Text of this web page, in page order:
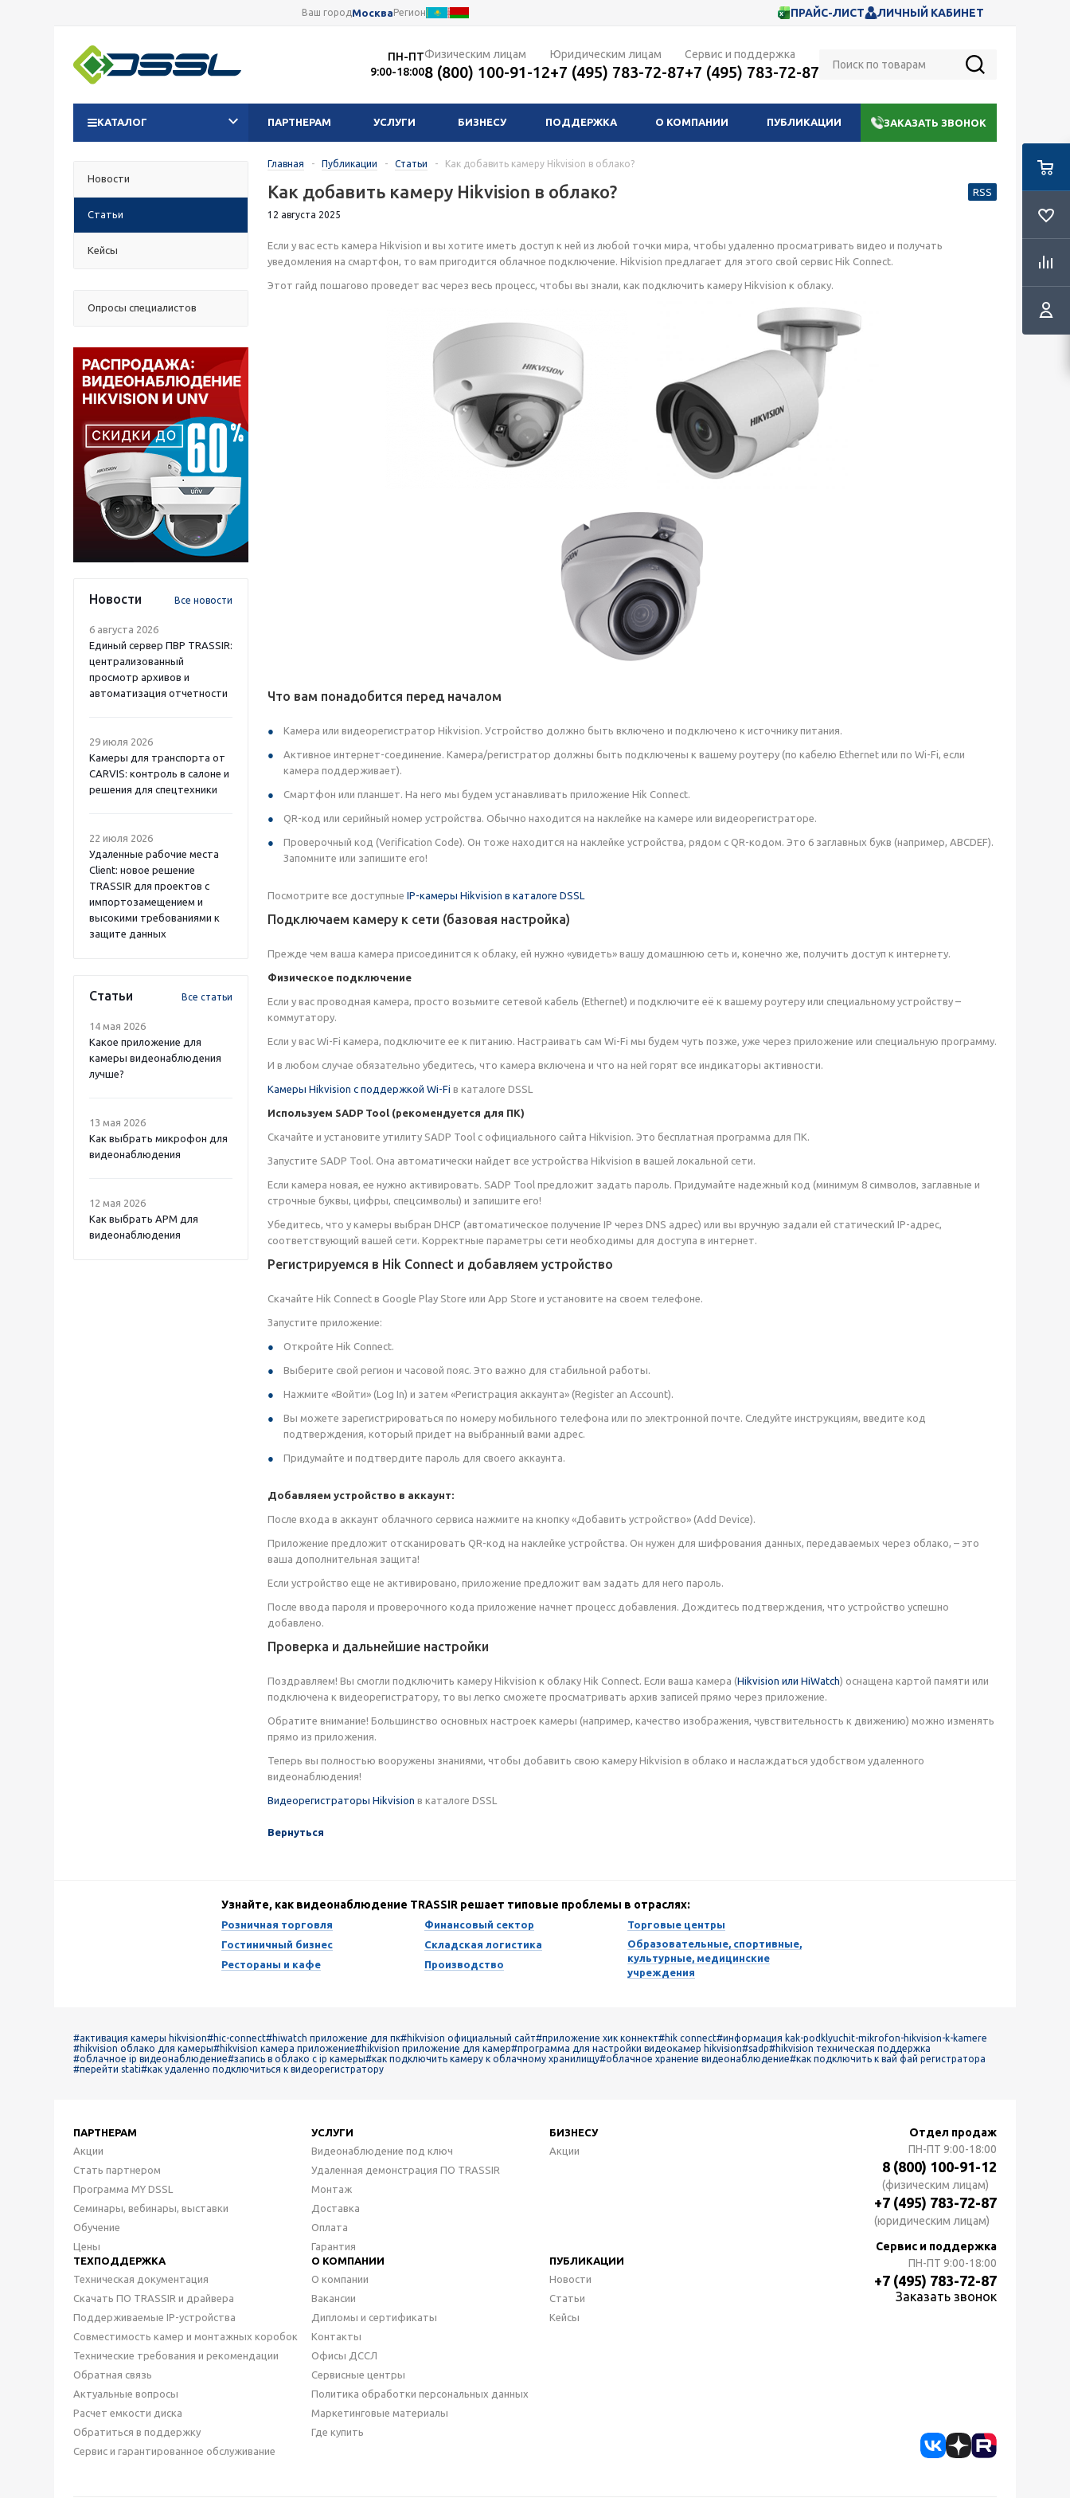
Ваш городМоскваРегион ПРАЙС-ЛИСТ ЛИЧНЫЙ КАБИНЕТ
ПН-ПТ
9:00-18:00
Физическим лицам
8 (800) 100-91-12
Юридическим лицам
+7 (495) 783-72-87
Сервис и поддержка
+7 (495) 783-72-87
КАТАЛОГ ПАРТНЕРАМ УСЛУГИ БИЗНЕСУ ПОДДЕРЖКА О КОМПАНИИ ПУБЛИКАЦИИ ЗАКАЗАТЬ ЗВОНОК
Новости
Статьи
Кейсы
Опросы специалистов
Новости Все новости
6 августа 2026
Единый сервер ПВР TRASSIR:
централизованный
просмотр архивов и
автоматизация отчетности
29 июля 2026
Камеры для транспорта от
CARVIS: контроль в салоне и
решения для спецтехники
22 июля 2026
Удаленные рабочие места
Client: новое решение
TRASSIR для проектов с
импортозамещением и
высокими требованиями к
защите данных
Статьи Все статьи
14 мая 2026
Какое приложение для
камеры видеонаблюдения
лучше?
13 мая 2026
Как выбрать микрофон для
видеонаблюдения
12 мая 2026
Как выбрать APM для
видеонаблюдения
Главная - Публикации - Статьи - Как добавить камеру Hikvision в облако?
Как добавить камеру Hikvision в облако? RSS
12 августа 2025
Если у вас есть камера Hikvision и вы хотите иметь доступ к ней из любой точки мира, чтобы удаленно просматривать видео и получать
уведомления на смартфон, то вам пригодится облачное подключение. Hikvision предлагает для этого свой сервис Hik Connect.
Этот гайд пошагово проведет вас через весь процесс, чтобы вы знали, как подключить камеру Hikvision к облаку.
Что вам понадобится перед началом
Камера или видеорегистратор Hikvision. Устройство должно быть включено и подключено к источнику питания.
Активное интернет-соединение. Камера/регистратор должны быть подключены к вашему роутеру (по кабелю Ethernet или по Wi-Fi, если
камера поддерживает).
Смартфон или планшет. На него мы будем устанавливать приложение Hik Connect.
QR-код или серийный номер устройства. Обычно находится на наклейке на камере или видеорегистраторе.
Проверочный код (Verification Code). Он тоже находится на наклейке устройства, рядом с QR-кодом. Это 6 заглавных букв (например, ABCDEF).
Запомните или запишите его!
Посмотрите все доступные IP-камеры Hikvision в каталоге DSSL
Подключаем камеру к сети (базовая настройка)
Прежде чем ваша камера присоединится к облаку, ей нужно «увидеть» вашу домашнюю сеть и, конечно же, получить доступ к интернету.
Физическое подключение
Если у вас проводная камера, просто возьмите сетевой кабель (Ethernet) и подключите её к вашему роутеру или специальному устройству –
коммутатору.
Если у вас Wi-Fi камера, подключите ее к питанию. Настраивать сам Wi-Fi мы будем чуть позже, уже через приложение или специальную программу.
И в любом случае обязательно убедитесь, что камера включена и что на ней горят все индикаторы активности.
Камеры Hikvision с поддержкой Wi-Fi в каталоге DSSL
Используем SADP Tool (рекомендуется для ПК)
Скачайте и установите утилиту SADP Tool с официального сайта Hikvision. Это бесплатная программа для ПК.
Запустите SADP Tool. Она автоматически найдет все устройства Hikvision в вашей локальной сети.
Если камера новая, ее нужно активировать. SADP Tool предложит задать пароль. Придумайте надежный код (минимум 8 символов, заглавные и
строчные буквы, цифры, спецсимволы) и запишите его!
Убедитесь, что у камеры выбран DHCP (автоматическое получение IP через DNS адрес) или вы вручную задали ей статический IP-адрес,
соответствующий вашей сети. Корректные параметры сети необходимы для доступа в интернет.
Регистрируемся в Hik Connect и добавляем устройство
Скачайте Hik Connect в Google Play Store или App Store и установите на своем телефоне.
Запустите приложение:
Откройте Hik Connect.
Выберите свой регион и часовой пояс. Это важно для стабильной работы.
Нажмите «Войти» (Log In) и затем «Регистрация аккаунта» (Register an Account).
Вы можете зарегистрироваться по номеру мобильного телефона или по электронной почте. Следуйте инструкциям, введите код
подтверждения, который придет на выбранный вами адрес.
Придумайте и подтвердите пароль для своего аккаунта.
Добавляем устройство в аккаунт:
После входа в аккаунт облачного сервиса нажмите на кнопку «Добавить устройство» (Add Device).
Приложение предложит отсканировать QR-код на наклейке устройства. Он нужен для шифрования данных, передаваемых через облако, – это
ваша дополнительная защита!
Если устройство еще не активировано, приложение предложит вам задать для него пароль.
После ввода пароля и проверочного кода приложение начнет процесс добавления. Дождитесь подтверждения, что устройство успешно
добавлено.
Проверка и дальнейшие настройки
Поздравляем! Вы смогли подключить камеру Hikvision к облаку Hik Connect. Если ваша камера (Hikvision или HiWatch) оснащена картой памяти или
подключена к видеорегистратору, то вы легко сможете просматривать архив записей прямо через приложение.
Обратите внимание! Большинство основных настроек камеры (например, качество изображения, чувствительность к движению) можно изменять
прямо из приложения.
Теперь вы полностью вооружены знаниями, чтобы добавить свою камеру Hikvision в облако и наслаждаться удобством удаленного
видеонаблюдения!
Видеорегистраторы Hikvision в каталоге DSSL
Вернуться
Узнайте, как видеонаблюдение TRASSIR решает типовые проблемы в отраслях:
Розничная торговля
Гостиничный бизнес
Рестораны и кафе
Финансовый сектор
Складская логистика
Производство
Торговые центры
Образовательные, спортивные,
культурные, медицинские
учреждения
#активация камеры hikvision#hic-connect#hiwatch приложение для пк#hikvision официальный сайт#приложение хик коннект#hik connect#информация kak-podklyuchit-mikrofon-hikvision-k-kamere
#hikvision облако для камеры#hikvision камера приложение#hikvision приложение для камер#программа для настройки видеокамер hikvision#sadp#hikvision техническая поддержка
#облачное ip видеонаблюдение#запись в облако с ip камеры#как подключить камеру к облачному хранилищу#облачное хранение видеонаблюдение#как подключить к вай фай регистратора
#перейти stati#как удаленно подключиться к видеорегистратору
ПАРТНЕРАМ
Акции
Стать партнером
Программа MY DSSL
Семинары, вебинары, выставки
Обучение
Цены
УСЛУГИ
Видеонаблюдение под ключ
Удаленная демонстрация ПО TRASSIR
Монтаж
Доставка
Оплата
Гарантия
БИЗНЕСУ
Акции
ТЕХПОДДЕРЖКА
Техническая документация
Скачать ПО TRASSIR и драйвера
Поддерживаемые IP-устройства
Совместимость камер и монтажных коробок
Технические требования и рекомендации
Обратная связь
Актуальные вопросы
Расчет емкости диска
Обратиться в поддержку
Сервис и гарантированное обслуживание
О КОМПАНИИ
О компании
Вакансии
Дипломы и сертификаты
Контакты
Офисы ДССЛ
Сервисные центры
Политика обработки персональных данных
Маркетинговые материалы
Где купить
ПУБЛИКАЦИИ
Новости
Статьи
Кейсы
Отдел продаж
ПН-ПТ 9:00-18:00
8 (800) 100-91-12
(физическим лицам)
+7 (495) 783-72-87
(юридическим лицам)
Сервис и поддержка
ПН-ПТ 9:00-18:00
+7 (495) 783-72-87
Заказать звонок